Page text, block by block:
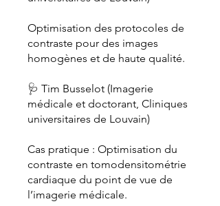
Optimisation des protocoles de
contraste pour des images
homogènes et de haute qualité.
🩺 Tim Busselot (Imagerie
médicale et doctorant, Cliniques
universitaires de Louvain)
Cas pratique : Optimisation du
contraste en tomodensitométrie
cardiaque du point de vue de
l’imagerie médicale.